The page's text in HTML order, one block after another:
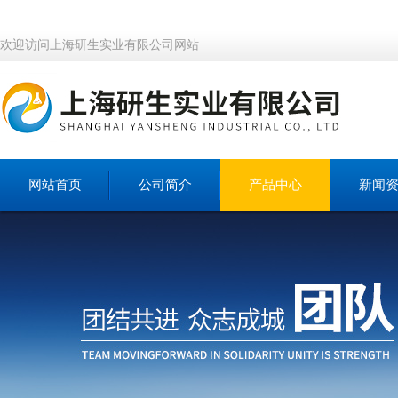
欢迎访问上海研生实业有限公司网站
网站首页 公司简介 产品中心 新闻